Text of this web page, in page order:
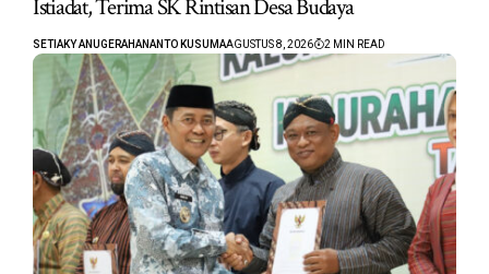
Istiadat, Terima SK Rintisan Desa Budaya
SETIAKY ANUGERAHANANTO KUSUMAAGUSTUS 8, 2026 2 MIN READ